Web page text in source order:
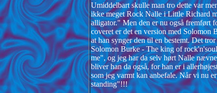
Umiddelbart skulle man tro dette var
ikke meget Rock Nalle i Little Richard
alligator." Men den er nu også fremført
coveret er det en version med Solomon
at han synger den til en bestemt. Det
Solomon Burke - The king of
me", og jeg har da selv hørt Nalle
bliver han da også, for han er i
som jeg varmt kan anbefale. Når vi nu
standing"!!!